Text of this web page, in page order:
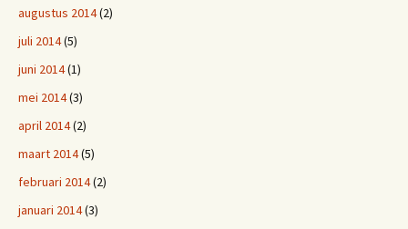
augustus 2014(2)
juli 2014(5)
juni 2014(1)
mei 2014(3)
april 2014(2)
maart 2014(5)
februari 2014(2)
januari 2014(3)